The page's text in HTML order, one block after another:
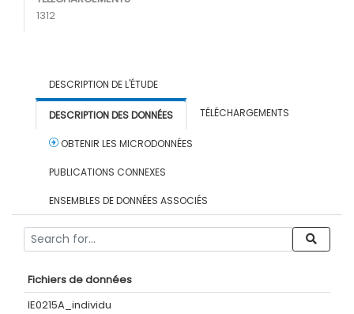
1312
DESCRIPTION DE L'ÉTUDE
DESCRIPTION DES DONNÉES TÉLÉCHARGEMENTS
OBTENIR LES MICRODONNÉES
PUBLICATIONS CONNEXES
ENSEMBLES DE DONNÉES ASSOCIÉS
Fichiers de données
IE0215A_individu